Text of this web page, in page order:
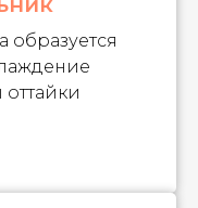
образуется